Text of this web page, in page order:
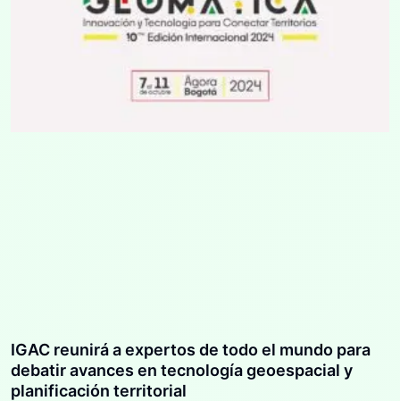
IGAC reunirá a expertos de todo el mundo para
debatir avances en tecnología geoespacial y
planificación territorial